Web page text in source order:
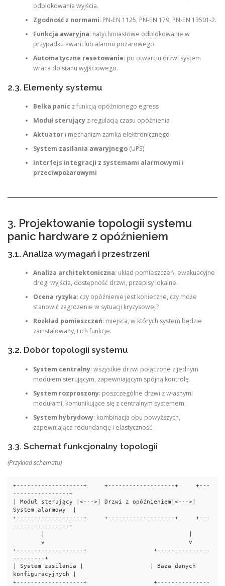
odblokowania wyjścia.
Zgodność z normami: PN-EN 1125, PN-EN 179, PN-EN 13501-2.
Funkcja awaryjna: natychmiastowe odblokowanie w
przypadku awarii lub alarmu pożarowego.
Automatyczne resetowanie: po otwarciu drzwi system
wraca do stanu wyjściowego.
2.3. Elementy systemu
Belka panic z funkcją opóźnionego egress
Moduł sterującyz regulacją czasu opóźnienia
Aktuatori mechanizm zamka elektronicznego
System zasilania awaryjnego(UPS)
Interfejs integracji z systemami alarmowymi i
przeciwpożarowymi
3. Projektowanie topologii systemu
panic hardware z opóźnieniem
3.1. Analiza wymagań i przestrzeni
Analiza architektoniczna: układ pomieszczeń, ewakuacyjne
drogi wyjścia, dostępność drzwi, przepisy lokalne.
Ocena ryzyka: czy opóźnienie jest konieczne, czy może
stanowić zagrożenie w sytuacji kryzysowej?
Rozkład pomieszczeń: miejsca, w których system będzie
zainstalowany, i ich funkcje.
3.2. Dobór topologii systemu
System centralny: wszystkie drzwi połączone z jednym
modułem sterującym, zapewniającym spójną kontrolę.
System rozproszony: poszczególne drzwi z własnymi
modułami, komunikujące się z centralnym systemem.
System hybrydowy: kombinacja obu powyższych,
zapewniająca redundancję i elastyczność.
3.3. Schemat funkcjonalny topologii
(Przykład schematu)
+-------------------+     +-------------------+     +---
----------------+
| Moduł sterujący |<--->| Drzwi z opóźnieniem|<--->|
System alarmowy  |
+-------------------+     +-------------------+     +---
----------------+
        v                                         v
+-------------------+                   +---------------
---------+
| System zasilania |                   | Baza danych
konfiguracyjnych |
+-------------------+                   +---------------